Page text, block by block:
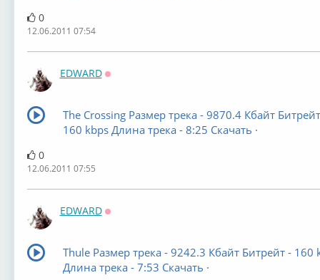
0
12.06.2011 07:54
EDWARD
The Crossing Размер трека - 9870.4 Кбайт
160 kbps Длина трека - 8:25 Скачать ·
0
12.06.2011 07:55
EDWARD
Thule Размер трека - 9242.3 Кбайт Битрейт - 160
Длина трека - 7:53 Скачать ·